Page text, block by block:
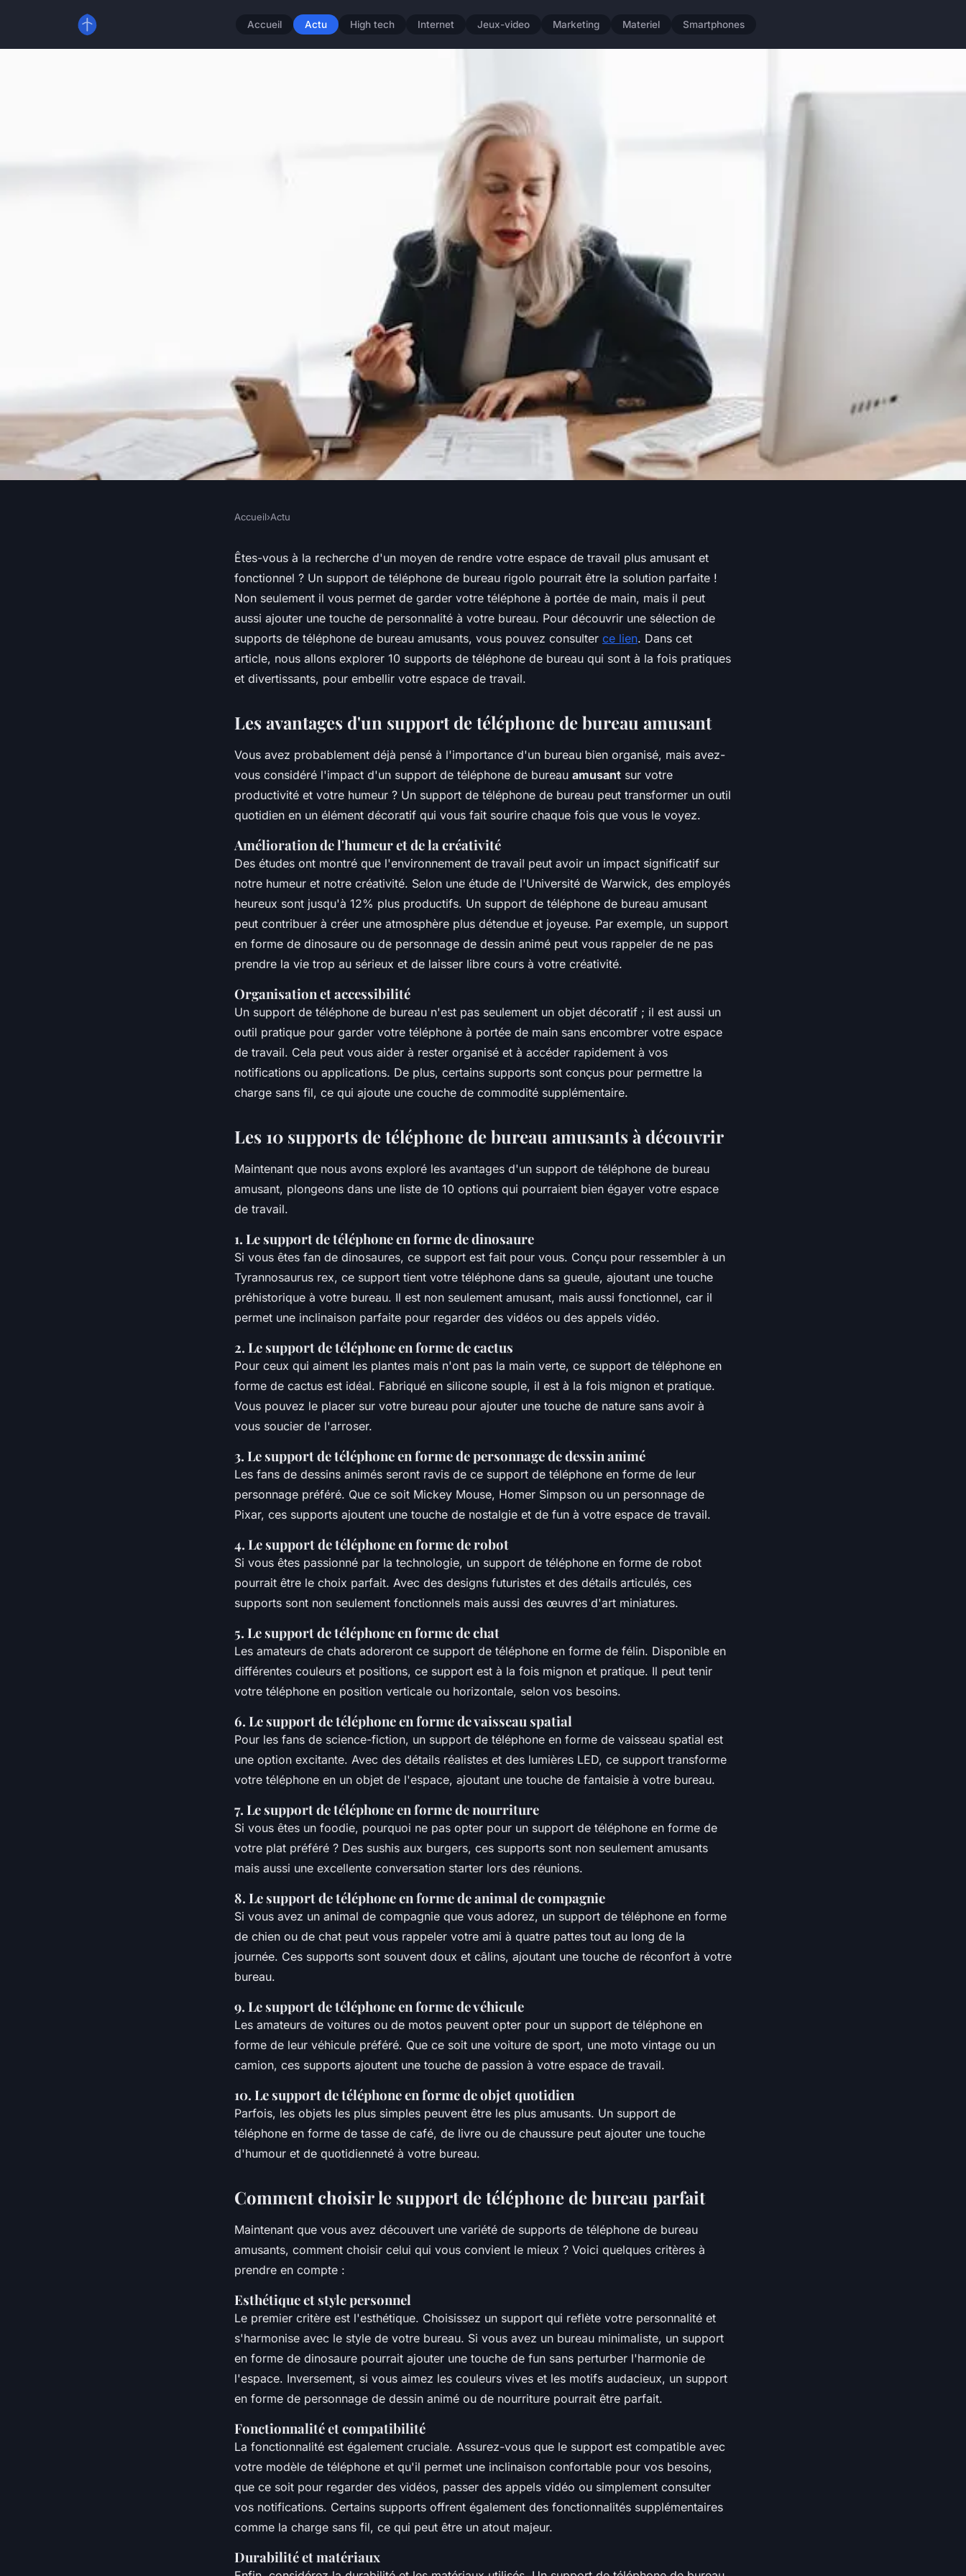
Accueil Actu High tech Internet Jeux-video Marketing Materiel Smartphones
10 supports de téléphone de bureau
amusants pour embellir votre bureau
Accueil›Actu
Êtes-vous à la recherche d'un moyen de rendre votre espace de travail plus amusant et
fonctionnel ? Un support de téléphone de bureau rigolo pourrait être la solution parfaite !
Non seulement il vous permet de garder votre téléphone à portée de main, mais il peut
aussi ajouter une touche de personnalité à votre bureau. Pour découvrir une sélection de
supports de téléphone de bureau amusants, vous pouvez consulter ce lien. Dans cet
article, nous allons explorer 10 supports de téléphone de bureau qui sont à la fois pratiques
et divertissants, pour embellir votre espace de travail.
Les avantages d'un support de téléphone de bureau amusant
Vous avez probablement déjà pensé à l'importance d'un bureau bien organisé, mais avez-
vous considéré l'impact d'un support de téléphone de bureau amusant sur votre
productivité et votre humeur ? Un support de téléphone de bureau peut transformer un outil
quotidien en un élément décoratif qui vous fait sourire chaque fois que vous le voyez.
Amélioration de l'humeur et de la créativité
Des études ont montré que l'environnement de travail peut avoir un impact significatif sur
notre humeur et notre créativité. Selon une étude de l'Université de Warwick, des employés
heureux sont jusqu'à 12% plus productifs. Un support de téléphone de bureau amusant
peut contribuer à créer une atmosphère plus détendue et joyeuse. Par exemple, un support
en forme de dinosaure ou de personnage de dessin animé peut vous rappeler de ne pas
prendre la vie trop au sérieux et de laisser libre cours à votre créativité.
Organisation et accessibilité
Un support de téléphone de bureau n'est pas seulement un objet décoratif ; il est aussi un
outil pratique pour garder votre téléphone à portée de main sans encombrer votre espace
de travail. Cela peut vous aider à rester organisé et à accéder rapidement à vos
notifications ou applications. De plus, certains supports sont conçus pour permettre la
charge sans fil, ce qui ajoute une couche de commodité supplémentaire.
Les 10 supports de téléphone de bureau amusants à découvrir
Maintenant que nous avons exploré les avantages d'un support de téléphone de bureau
amusant, plongeons dans une liste de 10 options qui pourraient bien égayer votre espace
de travail.
1. Le support de téléphone en forme de dinosaure
Si vous êtes fan de dinosaures, ce support est fait pour vous. Conçu pour ressembler à un
Tyrannosaurus rex, ce support tient votre téléphone dans sa gueule, ajoutant une touche
préhistorique à votre bureau. Il est non seulement amusant, mais aussi fonctionnel, car il
permet une inclinaison parfaite pour regarder des vidéos ou des appels vidéo.
2. Le support de téléphone en forme de cactus
Pour ceux qui aiment les plantes mais n'ont pas la main verte, ce support de téléphone en
forme de cactus est idéal. Fabriqué en silicone souple, il est à la fois mignon et pratique.
Vous pouvez le placer sur votre bureau pour ajouter une touche de nature sans avoir à
vous soucier de l'arroser.
3. Le support de téléphone en forme de personnage de dessin animé
Les fans de dessins animés seront ravis de ce support de téléphone en forme de leur
personnage préféré. Que ce soit Mickey Mouse, Homer Simpson ou un personnage de
Pixar, ces supports ajoutent une touche de nostalgie et de fun à votre espace de travail.
4. Le support de téléphone en forme de robot
Si vous êtes passionné par la technologie, un support de téléphone en forme de robot
pourrait être le choix parfait. Avec des designs futuristes et des détails articulés, ces
supports sont non seulement fonctionnels mais aussi des œuvres d'art miniatures.
5. Le support de téléphone en forme de chat
Les amateurs de chats adoreront ce support de téléphone en forme de félin. Disponible en
différentes couleurs et positions, ce support est à la fois mignon et pratique. Il peut tenir
votre téléphone en position verticale ou horizontale, selon vos besoins.
6. Le support de téléphone en forme de vaisseau spatial
Pour les fans de science-fiction, un support de téléphone en forme de vaisseau spatial est
une option excitante. Avec des détails réalistes et des lumières LED, ce support transforme
votre téléphone en un objet de l'espace, ajoutant une touche de fantaisie à votre bureau.
7. Le support de téléphone en forme de nourriture
Si vous êtes un foodie, pourquoi ne pas opter pour un support de téléphone en forme de
votre plat préféré ? Des sushis aux burgers, ces supports sont non seulement amusants
mais aussi une excellente conversation starter lors des réunions.
8. Le support de téléphone en forme de animal de compagnie
Si vous avez un animal de compagnie que vous adorez, un support de téléphone en forme
de chien ou de chat peut vous rappeler votre ami à quatre pattes tout au long de la
journée. Ces supports sont souvent doux et câlins, ajoutant une touche de réconfort à votre
bureau.
9. Le support de téléphone en forme de véhicule
Les amateurs de voitures ou de motos peuvent opter pour un support de téléphone en
forme de leur véhicule préféré. Que ce soit une voiture de sport, une moto vintage ou un
camion, ces supports ajoutent une touche de passion à votre espace de travail.
10. Le support de téléphone en forme de objet quotidien
Parfois, les objets les plus simples peuvent être les plus amusants. Un support de
téléphone en forme de tasse de café, de livre ou de chaussure peut ajouter une touche
d'humour et de quotidienneté à votre bureau.
Comment choisir le support de téléphone de bureau parfait
Maintenant que vous avez découvert une variété de supports de téléphone de bureau
amusants, comment choisir celui qui vous convient le mieux ? Voici quelques critères à
prendre en compte :
Esthétique et style personnel
Le premier critère est l'esthétique. Choisissez un support qui reflète votre personnalité et
s'harmonise avec le style de votre bureau. Si vous avez un bureau minimaliste, un support
en forme de dinosaure pourrait ajouter une touche de fun sans perturber l'harmonie de
l'espace. Inversement, si vous aimez les couleurs vives et les motifs audacieux, un support
en forme de personnage de dessin animé ou de nourriture pourrait être parfait.
Fonctionnalité et compatibilité
La fonctionnalité est également cruciale. Assurez-vous que le support est compatible avec
votre modèle de téléphone et qu'il permet une inclinaison confortable pour vos besoins,
que ce soit pour regarder des vidéos, passer des appels vidéo ou simplement consulter
vos notifications. Certains supports offrent également des fonctionnalités supplémentaires
comme la charge sans fil, ce qui peut être un atout majeur.
Durabilité et matériaux